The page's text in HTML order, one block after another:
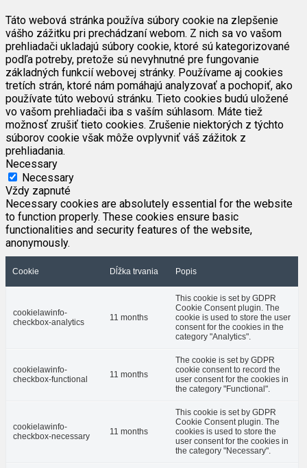
Táto webová stránka používa súbory cookie na zlepšenie
vášho zážitku pri prechádzaní webom. Z nich sa vo vašom
prehliadači ukladajú súbory cookie, ktoré sú kategorizované
podľa potreby, pretože sú nevyhnutné pre fungovanie
základných funkcií webovej stránky. Používame aj cookies
tretích strán, ktoré nám pomáhajú analyzovať a pochopiť, ako
používate túto webovú stránku. Tieto cookies budú uložené
vo vašom prehliadači iba s vaším súhlasom. Máte tiež
možnosť zrušiť tieto cookies. Zrušenie niektorých z týchto
súborov cookie však môže ovplyvniť váš zážitok z
prehliadania.
Necessary
Necessary
Vždy zapnuté
Necessary cookies are absolutely essential for the website
to function properly. These cookies ensure basic
functionalities and security features of the website,
anonymously.
Cookie Dĺžka trvania Popis
cookielawinfo-
checkbox-analytics
11 months
This cookie is set by GDPR
Cookie Consent plugin. The
cookie is used to store the user
consent for the cookies in the
category "Analytics".
cookielawinfo-
checkbox-functional
11 months
The cookie is set by GDPR
cookie consent to record the
user consent for the cookies in
the category "Functional".
cookielawinfo-
checkbox-necessary
11 months
This cookie is set by GDPR
Cookie Consent plugin. The
cookies is used to store the
user consent for the cookies in
the category "Necessary".